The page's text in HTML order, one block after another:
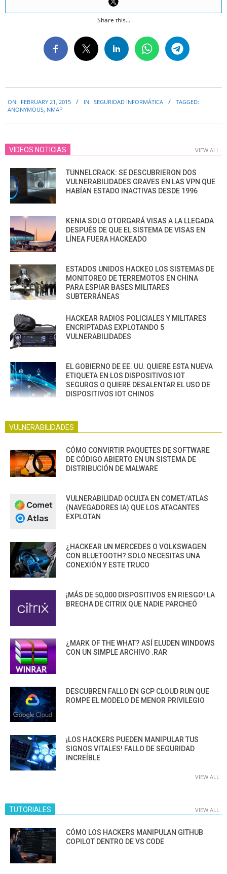
Share this...
02-
ON: FEBRUARY 21, 2015 IN: SEGURIDAD INFORMÁTICA
TAGGED:
ANONYMOUS NMAP
VIDEOS NOTICIAS VIEW ALL
TUNNELCRACK: SE DESCUBRIERON DOS
VULNERABILIDADES GRAVES EN LAS VPN QUE
HABÍAN ESTADO INACTIVAS DESDE 1996
KENIA SOLO OTORGARÁ VISAS A LA LLEGADA
DESPUÉS DE QUE EL SISTEMA DE VISAS EN
LÍNEA FUERA HACKEADO
ESTADOS UNIDOS HACKEO LOS SISTEMAS DE
MONITOREO DE TERREMOTOS EN CHINA
PARA ESPIAR BASES MILITARES
SUBTERRÁNEAS
HACKEAR RADIOS POLICIALES Y MILITARES
ENCRIPTADAS EXPLOTANDO 5
VULNERABILIDADES
EL GOBIERNO DE EE. UU. QUIERE ESTA NUEVA
ETIQUETA EN LOS DISPOSITIVOS IOT
SEGUROS O QUIERE DESALENTAR EL USO DE
DISPOSITIVOS IOT CHINOS
VULNERABILIDADES
CÓMO CONVIRTIR PAQUETES DE SOFTWARE
DE CÓDIGO ABIERTO EN UN SISTEMA DE
DISTRIBUCIÓN DE MALWARE
VULNERABILIDAD OCULTA EN COMET/ATLAS
(NAVEGADORES IA) QUE LOS ATACANTES
EXPLOTAN
¿HACKEAR UN MERCEDES O VOLKSWAGEN
CON BLUETOOTH? SOLO NECESITAS UNA
CONEXIÓN Y ESTE TRUCO
¡MÁS DE 50,000 DISPOSITIVOS EN RIESGO! LA
BRECHA DE CITRIX QUE NADIE PARCHEÓ
¿MARK OF THE WHAT? ASÍ ELUDEN WINDOWS
CON UN SIMPLE ARCHIVO .RAR
DESCUBREN FALLO EN GCP CLOUD RUN QUE
ROMPE EL MODELO DE MENOR PRIVILEGIO
¡LOS HACKERS PUEDEN MANIPULAR TUS
SIGNOS VITALES! FALLO DE SEGURIDAD
INCREÍBLE
VIEW ALL
TUTORIALES VIEW ALL
CÓMO LOS HACKERS MANIPULAN GITHUB
COPILOT DENTRO DE VS CODE